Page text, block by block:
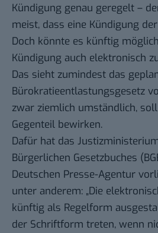
Kündigung genau geregelt –
meist, dass eine Kündigung
Doch könnte es künftig
Kündigung auch elektronisch
Das sieht zumindest das
Bürokratieentlastungsgesetz
zwar ziemlich umständlich,
Gegenteil bewirken.
Dafür hat das
Bürgerlichen Gesetzbuches
Deutschen Presse-Agentur
unter anderem: „Die
künftig als Regelform
der Schriftform treten, wenn